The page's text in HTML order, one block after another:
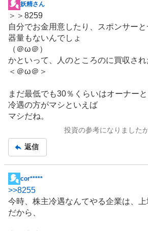
掲
示
板
記
事
妖精さん
＞＞8259
自分でお金用意したり、スポンサー
器量もないんでしょ
（＠ω＠）
かといって、人のところのに買収され
＜＠ω＠＞
まだ最低でも30％くらいはオーナー
冷遇の方がマシといえば
マシだね。
投資の参考になりました
返信
掲
示
板
記
cor*****
>>8255
今時、株主冷遇なんてやる企業は、
だから、